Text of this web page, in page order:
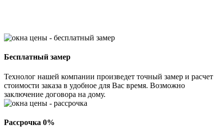
Бесплатный замер
Технолог нашей компании произведет точный замер и расчет
стоимости заказа в удобное для Вас время. Возможно
заключение договора на дому.
Рассрочка 0%